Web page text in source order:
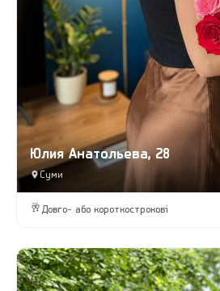
Юлия Анатольева, 28
Суми
🥂 Довго- або короткострокові